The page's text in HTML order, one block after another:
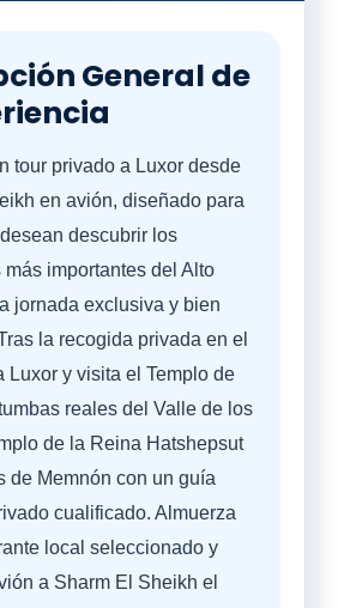
General de
tour privado a Luxor desde
en avión, diseñado para
descubrir los
más importantes del Alto
jornada exclusiva y bien
la recogida privada en el
Luxor y visita el Templo de
reales del Valle de los
de la Reina Hatshepsut
de Memnón con un guía
cualificado. Almuerza
local seleccionado y
a Sharm El Sheikh el